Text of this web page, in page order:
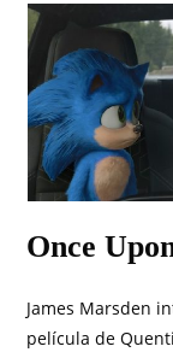
Once
James Marsden
película de